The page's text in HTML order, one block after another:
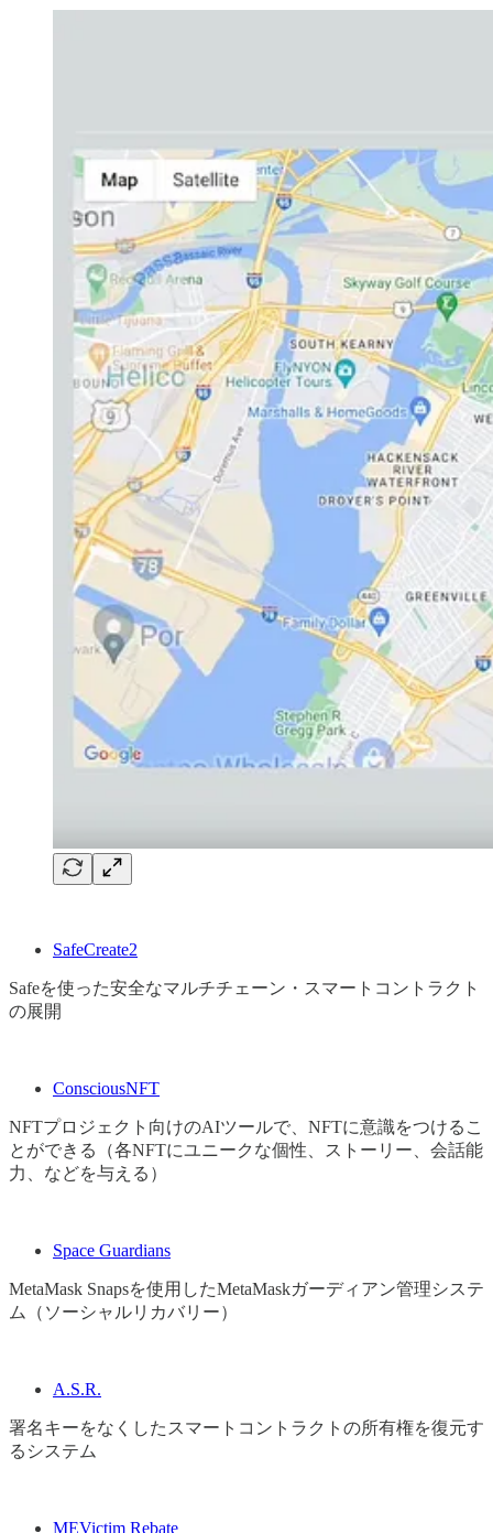
SafeCreate2
Safeを使った安全なマルチチェーン・スマートコントラクト
の展開
ConsciousNFT
NFTプロジェクト向けのAIツールで、NFTに意識をつけるこ
とができる（各NFTにユニークな個性、ストーリー、会話能
力、などを与える）
Space Guardians
MetaMask Snapsを使用したMetaMaskガーディアン管理システ
ム（ソーシャルリカバリー）
A.S.R.
署名キーをなくしたスマートコントラクトの所有権を復元す
るシステム
MEVictim Rebate